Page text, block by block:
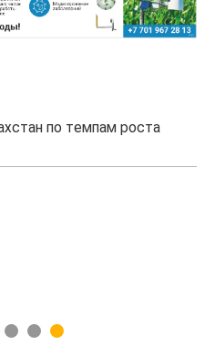
по темпам роста
3 4 5